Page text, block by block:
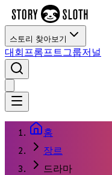
스토리 찾아보기
대회프롬프트그룹저널
홈
장르
드라마